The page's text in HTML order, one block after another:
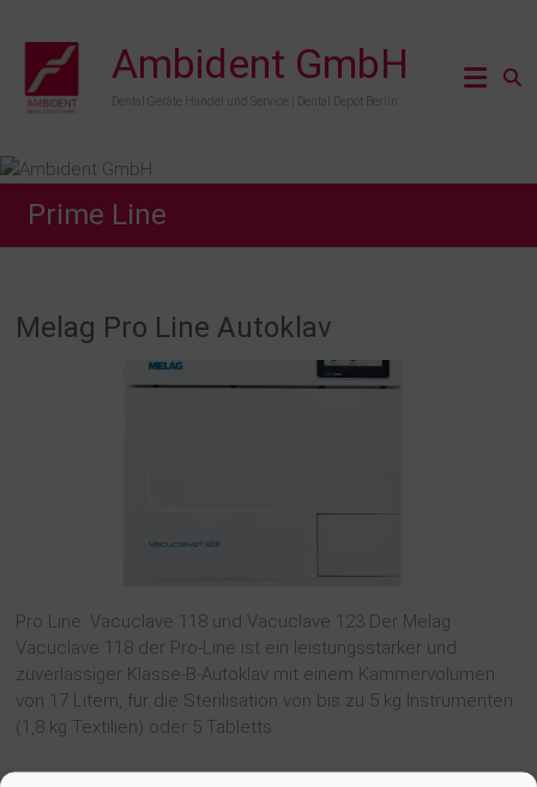
Inhalt
springen
Ambident GmbH
Dental Geräte Handel und Service | Dental Depot Berlin
Prime Line
Melag Pro Line Autoklav
Pro Line: Vacuclave 118 und Vacuclave 123 Der Melag
Vacuclave 118 der Pro-Line ist ein leistungsstarker und
zuverlässiger Klasse-B-Autoklav mit einem Kammervolumen
von 17 Litern, für die Sterilisation von bis zu 5 kg Instrumenten
(1,8 kg Textilien) oder 5 Tabletts.